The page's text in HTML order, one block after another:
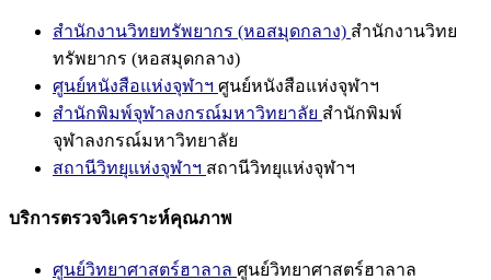
สำนักงานวิทยทรัพยากร (หอสมุดกลาง) สำนักงานวิทย
ทรัพยากร (หอสมุดกลาง)
ศูนย์หนังสือแห่งจุฬาฯ ศูนย์หนังสือแห่งจุฬาฯ
สำนักพิมพ์จุฬาลงกรณ์มหาวิทยาลัย สำนักพิมพ์
จุฬาลงกรณ์มหาวิทยาลัย
สถานีวิทยุแห่งจุฬาฯ สถานีวิทยุแห่งจุฬาฯ
บริการตรวจวิเคราะห์คุณภาพ
ศูนย์วิทยาศาสตร์ฮาลาล ศูนย์วิทยาศาสตร์ฮาลาล